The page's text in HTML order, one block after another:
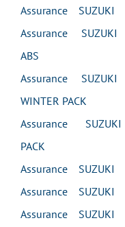
Assurance SUZUKI
Assurance SUZUKI
ABS
Assurance SUZUKI
WINTER PACK
Assurance
PACK
Assurance SUZUKI
Assurance SUZUKI
Assurance SUZUKI